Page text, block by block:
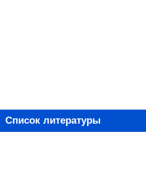
Список литературы